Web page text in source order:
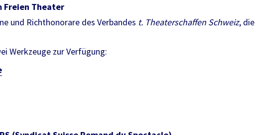
Freien Theater
und Richthonorare des Verbandes t. Theaterschaffen Schweiz, die
Werkzeuge zur Verfügung: